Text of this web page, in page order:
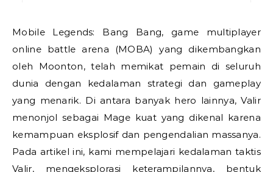
Mobile Legends: Bang Bang, game multiplayer
online battle arena (MOBA) yang dikembangkan
oleh Moonton, telah memikat pemain di seluruh
dunia dengan kedalaman strategi dan gameplay
yang menarik. Di antara banyak hero lainnya, Valir
menonjol sebagai Mage kuat yang dikenal karena
kemampuan eksplosif dan pengendalian massanya.
Pada artikel ini, kami mempelajari kedalaman taktis
Valir, mengeksplorasi keterampilannya, bentuk